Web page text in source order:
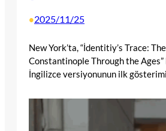
•2025/11/25
New York’ta, “İdentitiy’s Trace:
Constantinople Through the Ages”
İngilizce versiyonunun ilk